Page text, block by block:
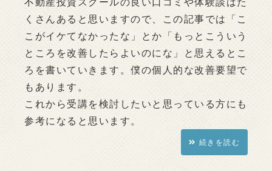
くさんあると思いますので、この記事では「こ
こがイケてなかったな」とか「もっとこういう
ところを改善したらよいのにな」と思えるとこ
ろを書いていきます。僕の個人的な改善要望で
もあります。
これから受講を検討したいと思っている方にも
参考になると思います。
続きを読む